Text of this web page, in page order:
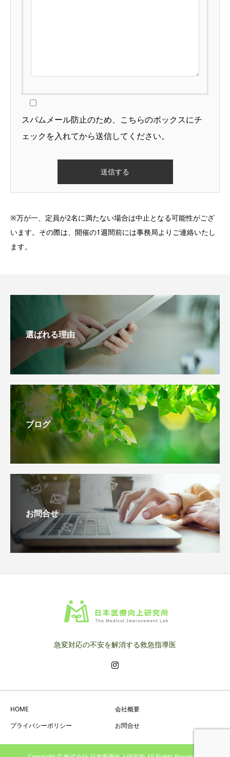
スパムメール防止のため、こちらのボックスにチ
ェックを入れてから送信してください。
※万が一、定員が2名に満たない場合は中止となる可能性がござ
います。その際は、開催の1週間前には事務局よりご連絡いたし
ます。
選ばれる理由
ブログ
お問合せ
急変対応の不安を解消する救急指導医
HOME
会社概要
プライバシーポリシー
お問合せ